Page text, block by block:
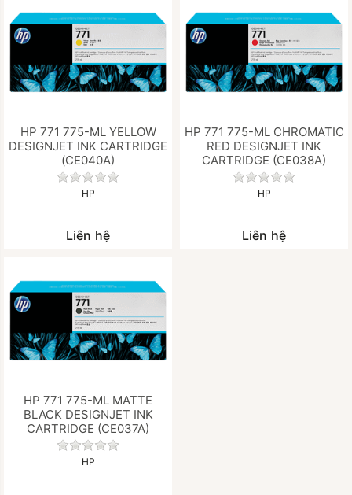
HP 771 775-ML YELLOW
DESIGNJET INK CARTRIDGE
(CE040A)
Chưa có đánh giá nào cho sản phẩm này.
HP
Liên hệ
HP 771 775-ML CHROMATIC
RED DESIGNJET INK
CARTRIDGE (CE038A)
Chưa có đánh
HP
Liên hệ
HP 771 775-ML MATTE
BLACK DESIGNJET INK
CARTRIDGE (CE037A)
Chưa có đánh giá nào cho sản phẩm này.
HP